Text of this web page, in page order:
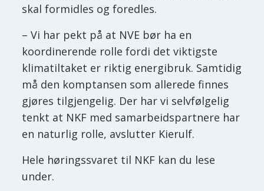
skal formidles og foredles.
– Vi har pekt på at NVE bør ha en
koordinerende rolle fordi det viktigste
klimatiltaket er riktig energibruk. Samtidig
må den komptansen som allerede finnes
gjøres tilgjengelig. Der har vi selvfølgelig
tenkt at NKF med samarbeidspartnere har
en naturlig rolle, avslutter Kierulf.
Hele høringssvaret til NKF kan du lese
under.